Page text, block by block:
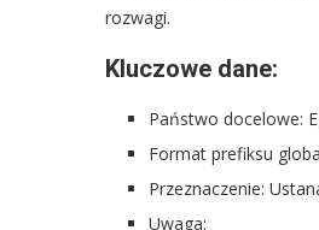
rozwagi.
Kluczowe dane:
Państwo docelowe:
Format prefiksu
Przeznaczenie:
Uwaga: